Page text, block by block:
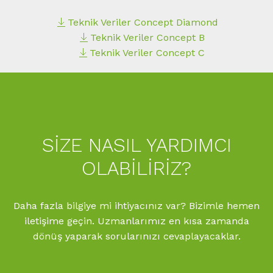
Teknik Veriler Concept Diamond
Teknik Veriler Concept B
Teknik Veriler Concept C
SIZE NASIL YARDIMCI
OLABILIRIZ?
Daha fazla bilgiye mi ihtiyacınız var? Bizimle hemen
iletişime geçin. Uzmanlarımız en kısa zamanda
dönüş yaparak sorularınızı cevaplayacaklar.